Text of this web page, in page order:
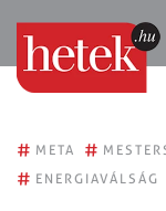
# META #
# ENERGIAVÁLSÁG